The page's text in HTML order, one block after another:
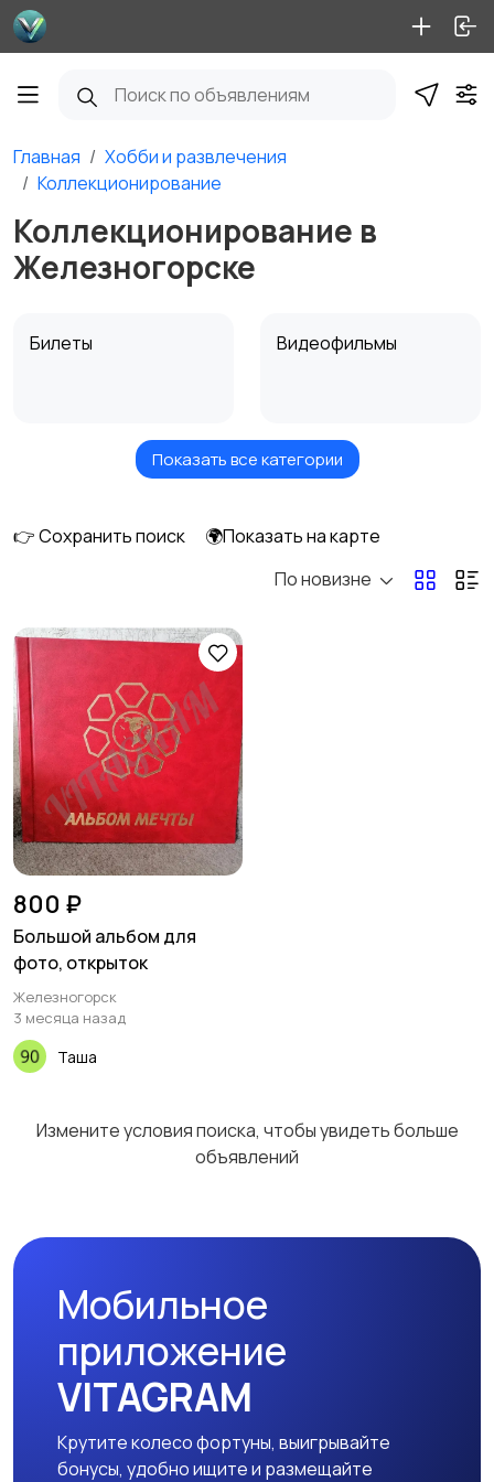
Главная
Хобби и развлечения
Коллекционирование
Коллекционирование в
Железногорске
Билеты Видеофильмы
Игровые приставки
Игры для приставок и
Коллекционирование
Материалы для
творчества
Музыкальные
инструменты
Другое
Показать все категории
👉 Сохранить поиск
🌍Показать на карте
По новизне
800 ₽
Большой альбом для
фото, открыток
Железногорск
3 месяца назад
Таша
Измените условия поиска, чтобы увидеть больше
объявлений
Мобильное
приложение
VITAGRAM
Крутите колесо фортуны, выигрывайте
бонусы, удобно ищите и размещайте